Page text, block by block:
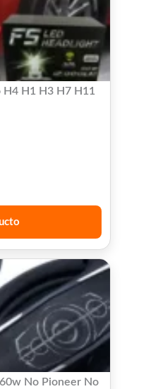
H4 H1 H3 H7 H11
No Pioneer No